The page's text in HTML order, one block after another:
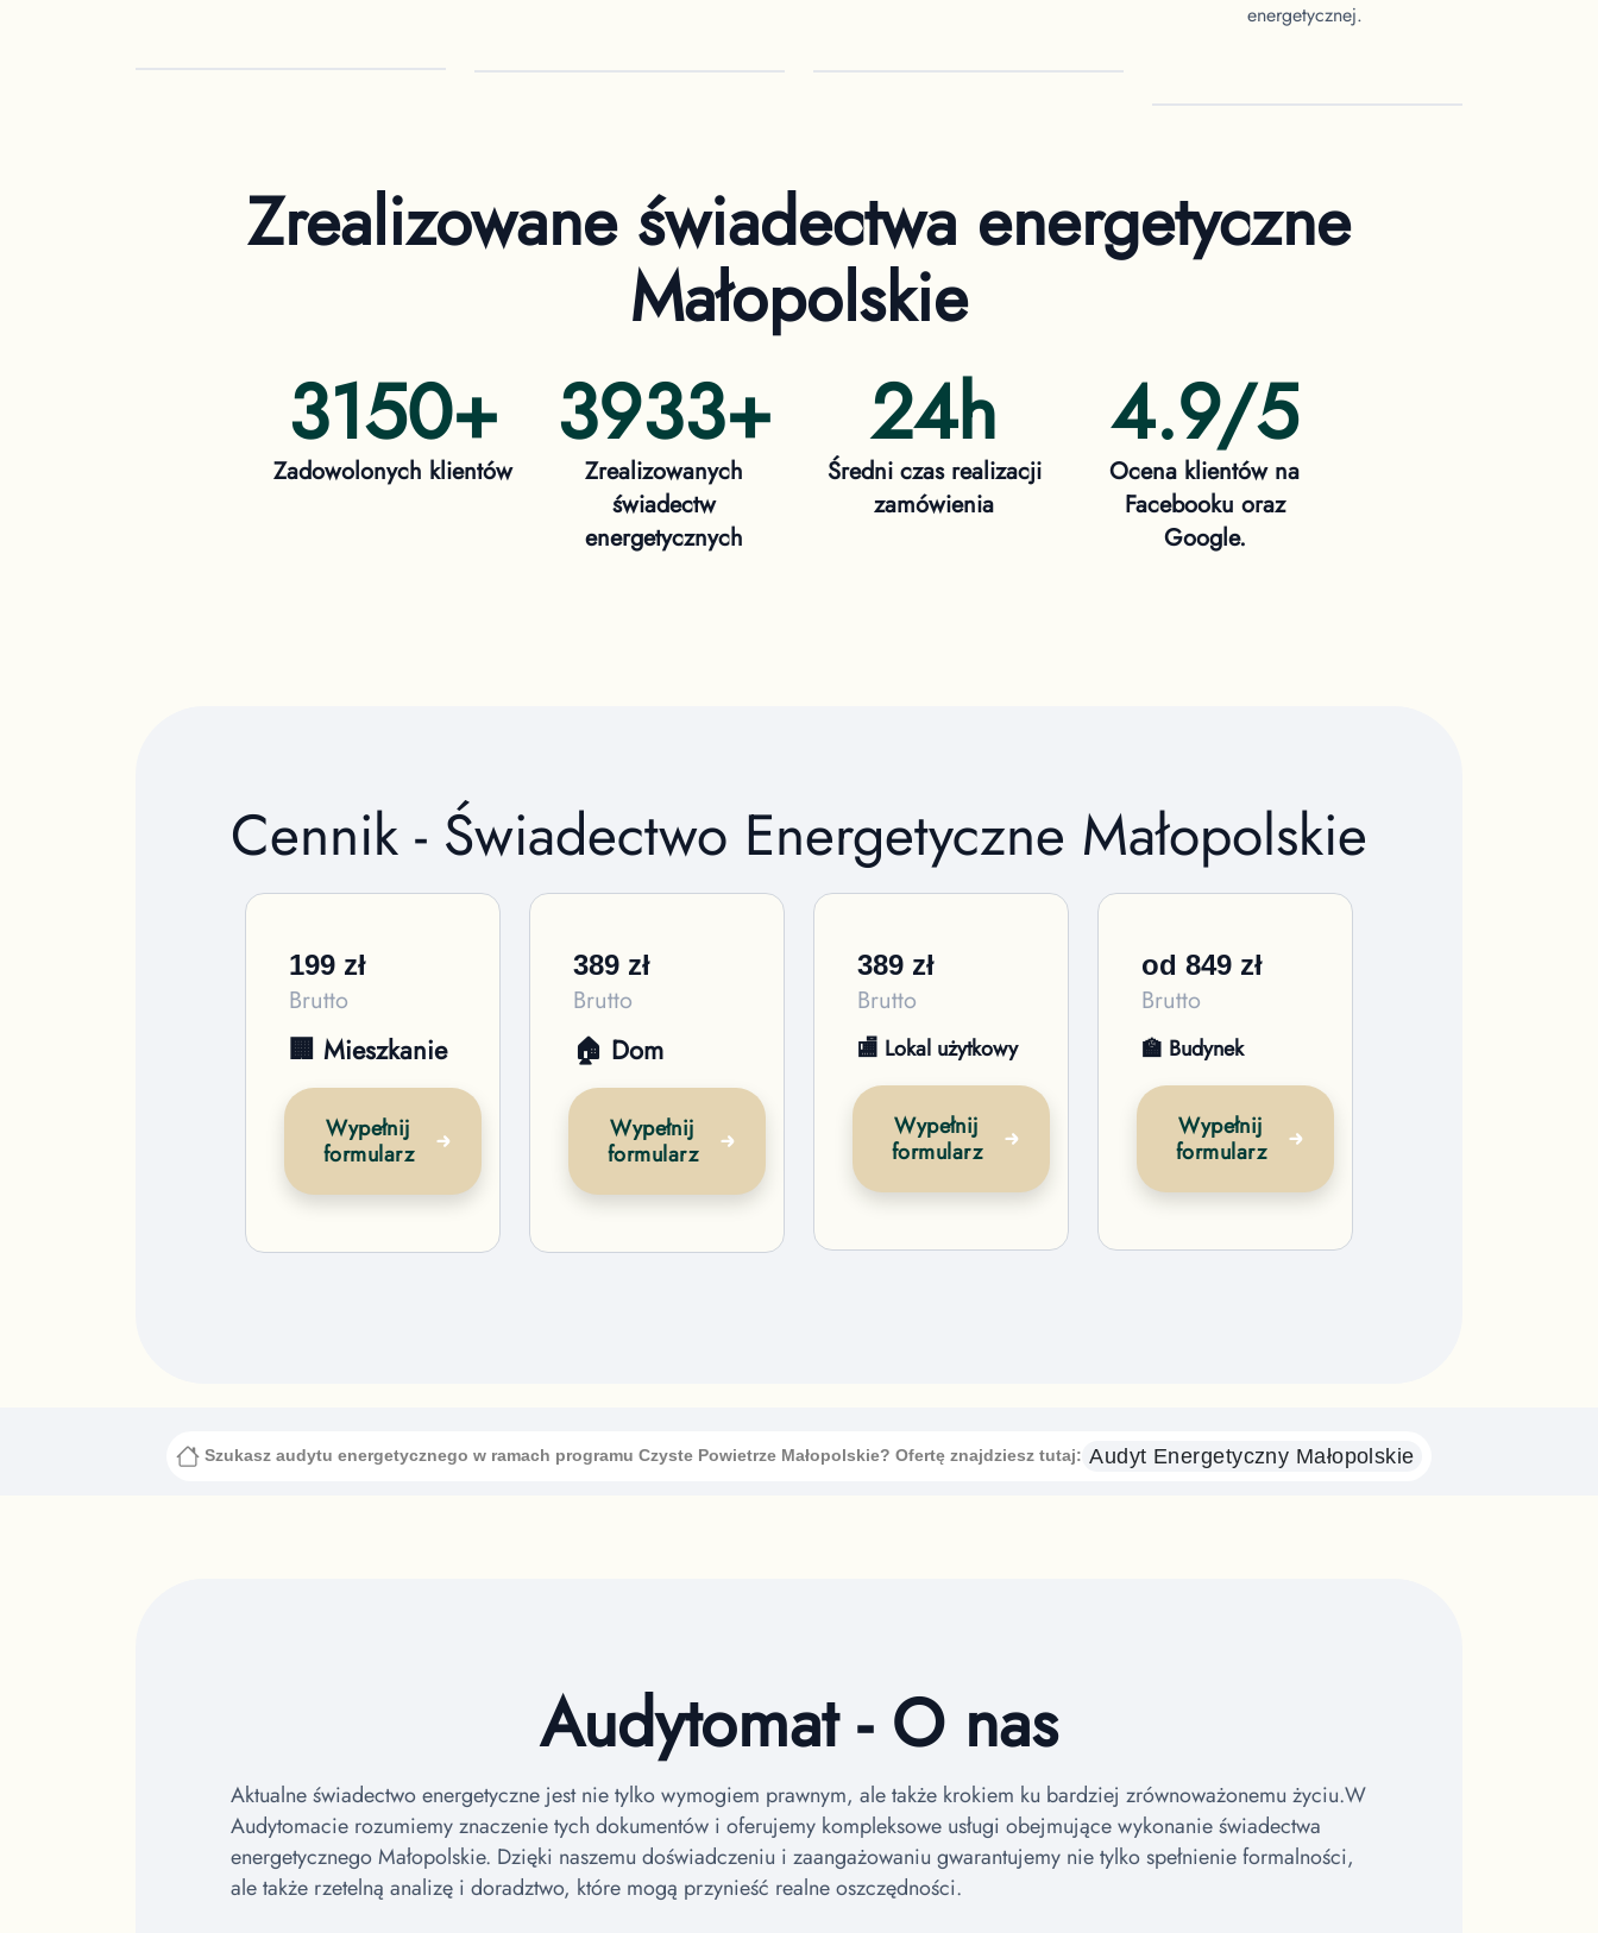
energetycznej.
Zrealizowane świadectwa energetyczne
Małopolskie
3150+
Zadowolonych klientów
3933+
Zrealizowanych
świadectw
energetycznych
24h
Średni czas realizacji
zamówienia
4.9/5
Ocena klientów na
Facebooku oraz
Google.
Cennik - Świadectwo Energetyczne Małopolskie
199 zł
Brutto
🏢 Mieszkanie
Wypełnij
formularz
389 zł
Brutto
🏠 Dom
Wypełnij
formularz
389 zł
Brutto
🏬 Lokal użytkowy
Wypełnij
formularz
od 849 zł
Brutto
🏫 Budynek
Wypełnij
formularz
Szukasz audytu energetycznego w ramach programu Czyste Powietrze Małopolskie? Ofertę znajdziesz tutaj: Audyt Energetyczny Małopolskie
Audytomat - O nas
Aktualne świadectwo energetyczne jest nie tylko wymogiem prawnym, ale także krokiem ku bardziej zrównoważonemu życiu.W
Audytomacie rozumiemy znaczenie tych dokumentów i oferujemy kompleksowe usługi obejmujące wykonanie świadectwa
energetycznego Małopolskie. Dzięki naszemu doświadczeniu i zaangażowaniu gwarantujemy nie tylko spełnienie formalności,
ale także rzetelną analizę i doradztwo, które mogą przynieść realne oszczędności.